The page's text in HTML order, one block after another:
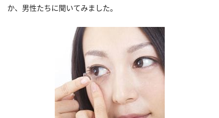
か、男性たちに聞いてみました。